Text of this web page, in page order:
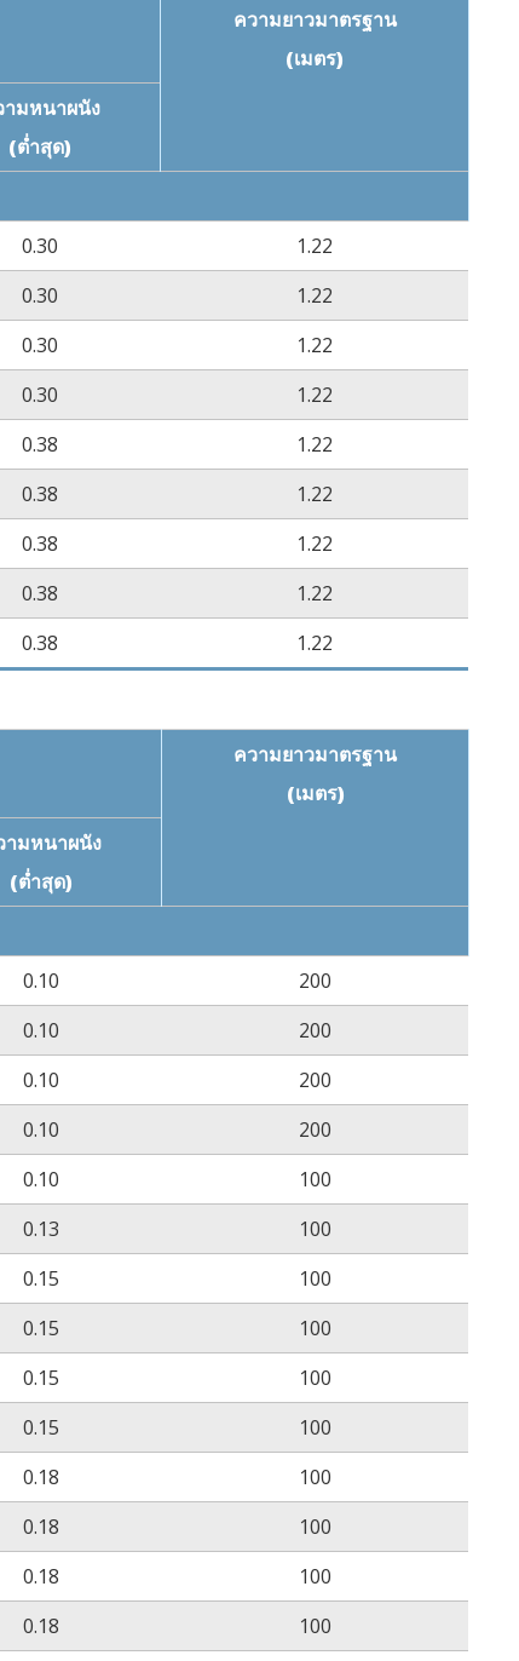
≥300%
ชั่วโมง)
ไม่มีการแตกร้าว
≥1015Ω‧cm
34kV/mm
ชั่วโมง)
ไม่มีการกัดกร่อน
ผ่าน
ความยาวมาตรฐาน
(เมตร)
ามหนาผนัง
(ต่ำสุด)
0.30
1.22
0.30
1.22
0.30
1.22
0.30
1.22
0.38
1.22
0.38
1.22
0.38
1.22
0.38
1.22
0.38 1.22
ความยาวมาตรฐาน
(เมตร)
ามหนาผนัง
(ต่ำสุด)
0.10
200
0.10
200
0.10
200
0.10
200
0.10
100
0.13
100
0.15
100
0.15
100
0.15
100
0.15
100
0.18
100
0.18
100
0.18
100
0.18
100